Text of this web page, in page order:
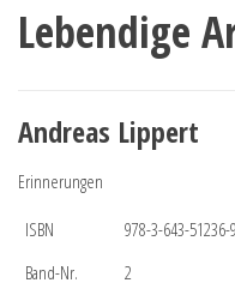
Lebendige
Andreas Lippert
Erinnerungen
ISBN
978-3-643-51236-9
Band-Nr.
2